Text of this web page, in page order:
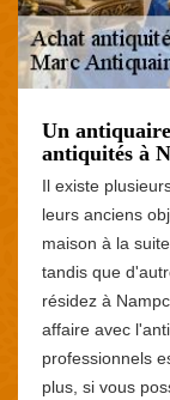
Un
antiquités à
Il existe
leurs anciens
maison à la
tandis que
résidez à
affaire avec
professionnels
plus, si vous